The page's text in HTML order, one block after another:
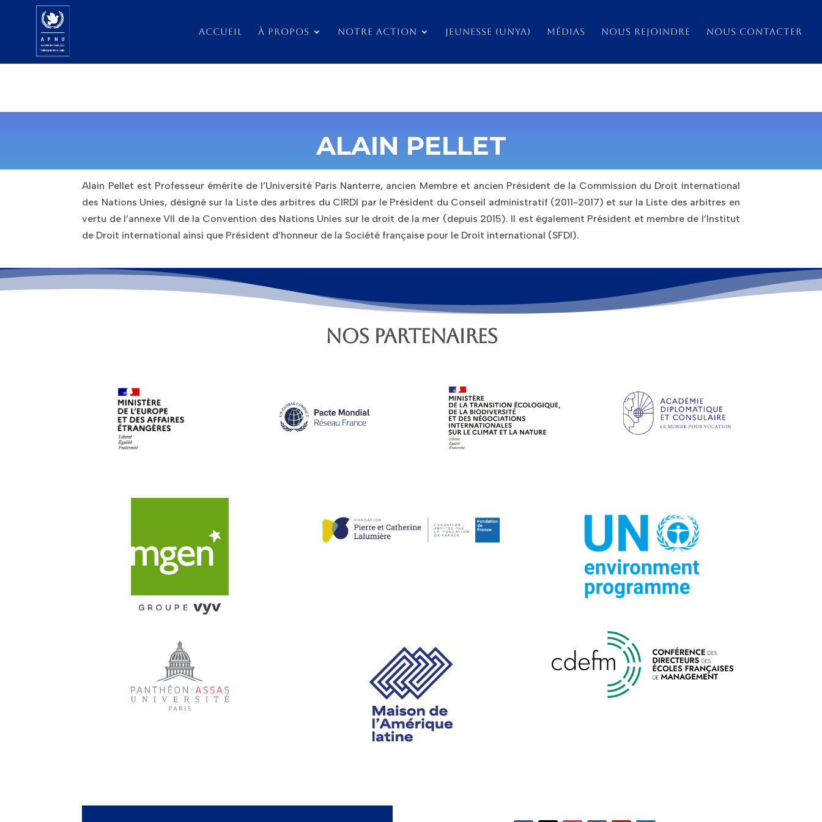
ACCUEIL À PROPOS NOTRE ACTION JEUNESSE (UNYA) MÉDIAS NOUS REJOINDRE NOUS CONTACTER
ALAIN PELLET
Alain Pellet est Professeur émérite de l’Université Paris Nanterre, ancien Membre et ancien Président de la Commission du Droit international
des Nations Unies, désigné sur la Liste des arbitres du CIRDI par le Président du Conseil administratif (2011-2017) et sur la Liste des arbitres en
vertu de l’annexe VII de la Convention des Nations Unies sur le droit de la mer (depuis 2015). Il est également Président et membre de l’Institut
de Droit international ainsi que P​résident d’honneur de la Société française pour le Droit international (SFDI).
NOS PARTENAIRES